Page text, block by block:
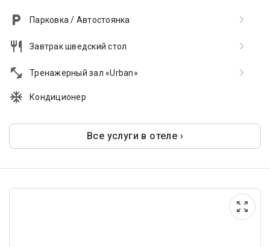
Парковка / Автостоянка
Завтрак шведский стол
Тренажерный зал «Urban»
Кондиционер
Все услуги в отеле ›